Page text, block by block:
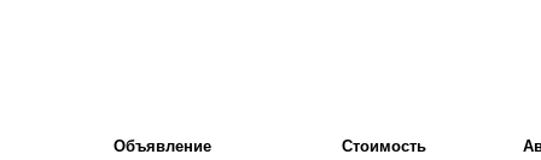
Объявление Стоимость